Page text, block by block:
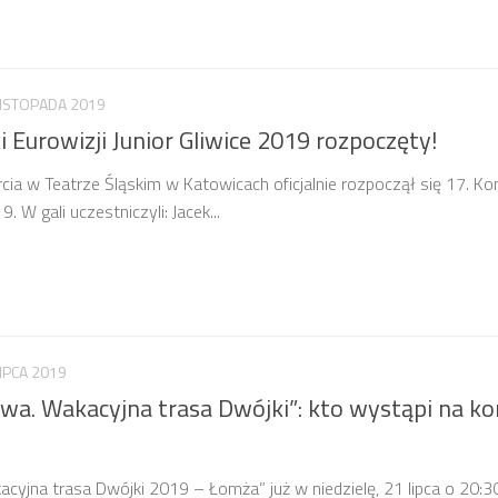
2019
Eurowizji Junior Gliwice 2019 rozpoczęty!
w Teatrze Śląskim w Katowicach oficjalnie rozpoczął się 17.
W gali uczestniczyli: Jacek...
2019
Wakacyjna trasa Dwójki”: kto wystąpi na
trasa Dwójki 2019 – Łomża” już w niedzielę, 21 lipca o